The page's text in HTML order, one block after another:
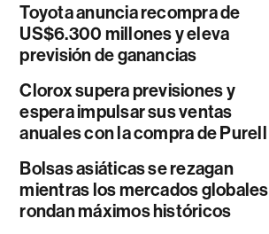
Toyota anuncia recompra de
US$6.300 millones y eleva
previsión de ganancias
Clorox supera previsiones y
espera impulsar sus ventas
anuales con la compra de Purell
Bolsas asiáticas se rezagan
mientras los mercados globales
rondan máximos históricos